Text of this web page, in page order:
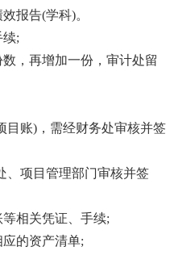
报告(学科)。
;
，再增加一份，审计处留
账)，需经财务处审核并签
项目管理部门审核并签
相关凭证、手续;
的资产清单;